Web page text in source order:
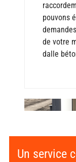
pouvons
de votre
dalle
Un service